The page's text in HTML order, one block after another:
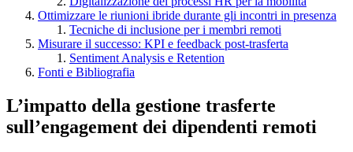
Ottimizzare le riunioni ibride durante gli incontri in presenza
Tecniche di inclusione per i membri remoti
Misurare il successo: KPI e feedback post-trasferta
Sentiment Analysis e Retention
Fonti e Bibliografia
L’impatto della gestione trasferte
sull’engagement dei dipendenti remoti